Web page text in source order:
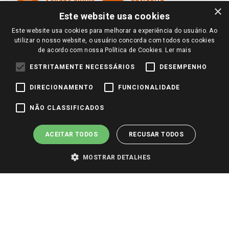
Perguntas frequentes
Trabalhe Conosco
Identidade Visual
Trocas e Devoluções
Redes Sociais
Pagamento e Segurança
×
Este website usa cookies
Este website usa cookies para melhorar a experiência do usuário. Ao
utilizar o nosso website, o usuário concorda com todos os cookies
de acordo com nossa Política de Cookies. Ler mais
ESTRITAMENTE NECESSÁRIOS DESEMPENHO
DIRECIONAMENTO FUNCIONALIDADE
NÃO CLASSIFICADOS
ACEITAR TODOS RECUSAR TODOS
MOSTRAR DETALHES